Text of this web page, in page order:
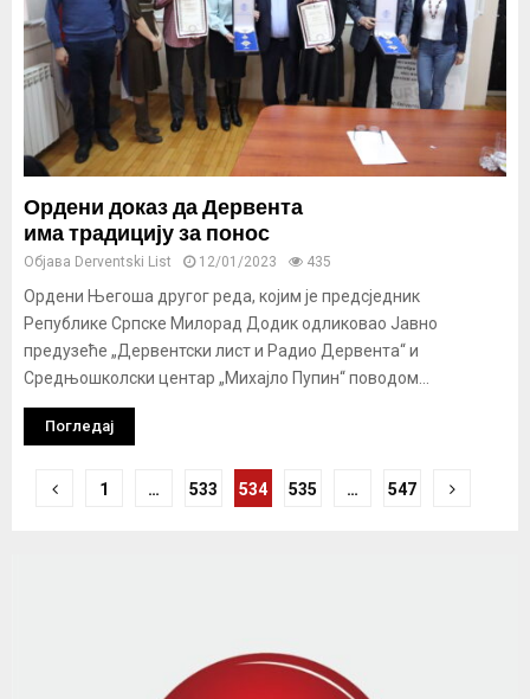
Ордени доказ да Дервента
има традицију за понос
Објава Derventski List 12/01/2023 435
Ордени Његоша другог реда, којим је предсједник
Републике Српске Милорад Додик одликовао Јавно
предузеће „Дервентски лист и Радио Дервента“ и
Средњошколски центар „Михајло Пупин“ поводом...
Погледај
Кретање
1 … 533 534 535 … 547